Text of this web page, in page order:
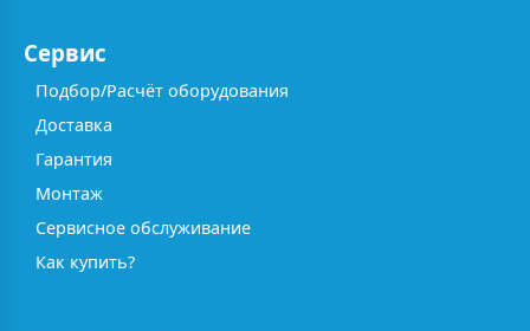
Сервис
Подбор/Расчёт оборудования
Доставка
Гарантия
Монтаж
Сервисное обслуживание
Как купить?